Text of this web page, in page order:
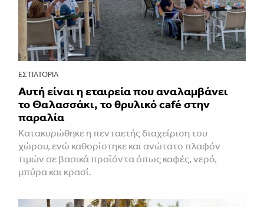
ΕΣΤΙΑΤΌΡΙΑ
Αυτή είναι η εταιρεία που αναλαμβάνει
το Θαλασσάκι, το θρυλικό café στην
παραλία
Κατακυρώθηκε η πενταετής διαχείριση του
χώρου, ενώ καθορίστηκε και ανώτατο πλαφόν
τιμών σε βασικά προϊόντα όπως καφές, νερό,
μπύρα και κρασί.